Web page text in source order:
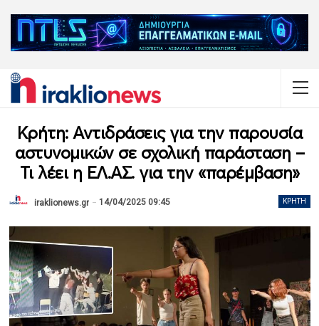
Κρήτη: Αντιδράσεις για την παρουσία
αστυνομικών σε σχολική παράσταση –
Τι λέει η ΕΛ.ΑΣ. για την «παρέμβαση»
ΚΡΉΤΗ
iraklionews.gr 14/04/2025 09:45